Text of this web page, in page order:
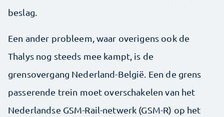
beslag.
Een ander probleem, waar overigens ook de
Thalys nog steeds mee kampt, is de
grensovergang Nederland-België. Een de grens
passerende trein moet overschakelen van het
Nederlandse GSM-Rail-netwerk (GSM-R) op het